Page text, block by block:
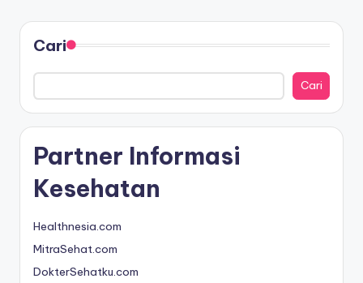
In
f
o
M
e
di
In
d
o
Cari
Cari
Partner Informasi
Kesehatan
Healthnesia.com
MitraSehat.com
DokterSehatku.com